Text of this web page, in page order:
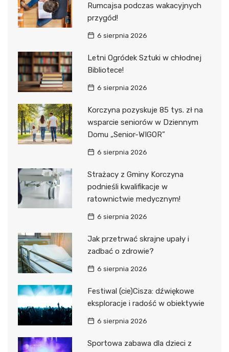
Rumcajsa podczas wakacyjnych
przygód!
6 sierpnia 2026
Letni Ogródek Sztuki w chłodnej
Bibliotece!
6 sierpnia 2026
Korczyna pozyskuje 85 tys. zł na
wsparcie seniorów w Dziennym
Domu „Senior-WIGOR”
6 sierpnia 2026
Strażacy z Gminy Korczyna
podnieśli kwalifikacje w
ratownictwie medycznym!
6 sierpnia 2026
Jak przetrwać skrajne upały i
zadbać o zdrowie?
6 sierpnia 2026
Festiwal (cie)Cisza: dźwiękowe
eksploracje i radość w obiektywie
6 sierpnia 2026
Sportowa zabawa dla dzieci z